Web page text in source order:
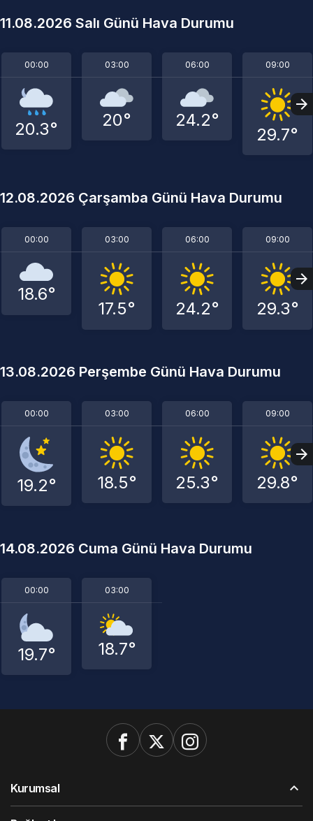
11.08.2026 Salı Günü Hava Durumu
00:00
20.3°
03:00
20°
06:00
24.2°
09:00
29.7°
12.08.2026 Çarşamba Günü Hava Durumu
00:00
18.6°
03:00
17.5°
06:00
24.2°
09:00
29.3°
13.08.2026 Perşembe Günü Hava Durumu
00:00
19.2°
03:00
18.5°
06:00
25.3°
09:00
29.8°
14.08.2026 Cuma Günü Hava Durumu
00:00
19.7°
03:00
18.7°
Kurumsal